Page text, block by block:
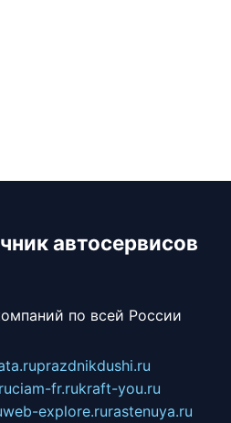
автосервисов
по всей России
prazdnikdushi.ru
ciam-fr.rukraft-you.ru
web-explore.rurastenuya.ru